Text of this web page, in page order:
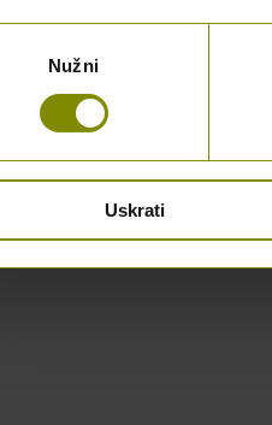
Nužni
Uskrati